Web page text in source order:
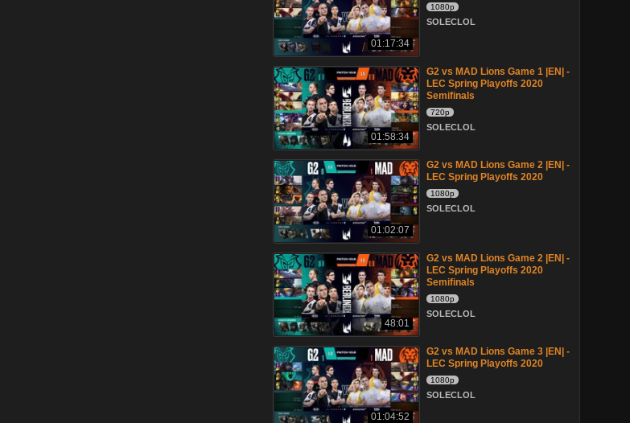
01:17:34
1080p
SOLECLOL
01:58:34
G2 vs MAD Lions Game 1 |EN| -
LEC Spring Playoffs 2020
Semifinals
720p
SOLECLOL
01:02:07
G2 vs MAD Lions Game 2 |EN| -
LEC Spring Playoffs 2020
1080p
SOLECLOL
48:01
G2 vs MAD Lions Game 2 |EN| -
LEC Spring Playoffs 2020
Semifinals
1080p
SOLECLOL
01:04:52
G2 vs MAD Lions Game 3 |EN| -
LEC Spring Playoffs 2020
1080p
SOLECLOL